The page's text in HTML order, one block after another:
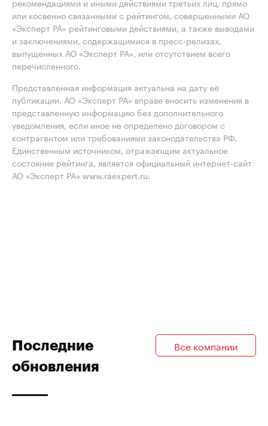
или косвенно связанными с рейтингом, совершенными АО
«Эксперт РА» рейтинговыми действиями, а также выводами
и заключениями, содержащимися в пресс-релизах,
выпущенных АО «Эксперт РА», или отсутствием всего
перечисленного.
Представленная информация актуальна на дату её
публикации. АО «Эксперт РА» вправе вносить изменения в
представленную информацию без дополнительного
уведомления, если иное не определено договором с
контрагентом или требованиями законодательства РФ.
Единственным источником, отражающим актуальное
состояние рейтинга, является официальный интернет-сайт
АО «Эксперт РА» www.raexpert.ru.
Последние
обновления
Все компании